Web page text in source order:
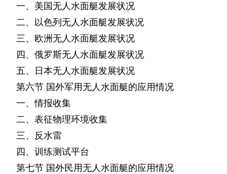
一、美国无人水面艇发展状况
二、以色列无人水面艇发展状况
三、欧洲无人水面艇发展状况
四、俄罗斯无人水面艇发展状况
五、日本无人水面艇发展状况
第六节 国外军用无人水面艇的应用情况
一、情报收集
二、表征物理环境收集
三、反水雷
四、训练测试平台
第七节 国外民用无人水面艇的应用情况